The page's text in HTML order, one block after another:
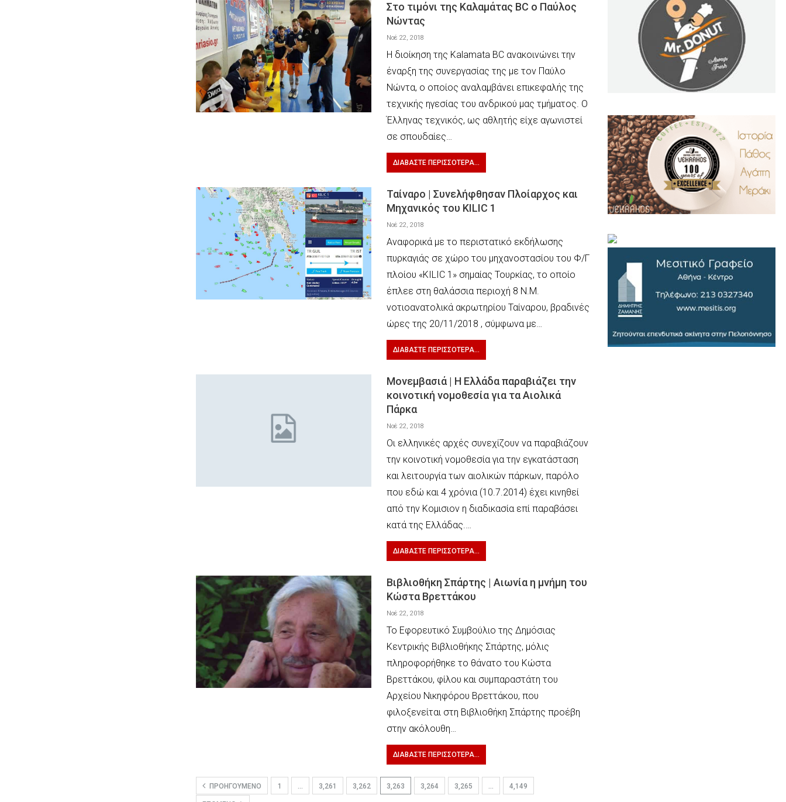
Στο τιμόνι της Καλαμάτας BC ο Παύλος
Νώντας
Νοέ 22, 2018
Η διοίκηση της Kalamata BC ανακοινώνει την
έναρξη της συνεργασίας της με τον Παύλο
Νώντα, ο οποίος αναλαμβάνει επικεφαλής της
τεχνικής ηγεσίας του ανδρικού μας τμήματος. Ο
Έλληνας τεχνικός, ως αθλητής είχε αγωνιστεί
σε σπουδαίες…
ΔΙΑΒΆΣΤΕ ΠΕΡΙΣΣΌΤΕΡΑ...
Ταίναρο | Συνελήφθησαν Πλοίαρχος και
Μηχανικός του KILIC 1
Νοέ 22, 2018
Αναφορικά με το περιστατικό εκδήλωσης
πυρκαγιάς σε χώρο του μηχανοστασίου του Φ/Γ
πλοίου «KILIC 1» σημαίας Τουρκίας, το οποίο
έπλεε στη θαλάσσια περιοχή 8 Ν.Μ.
νοτιοανατολικά ακρωτηρίου Ταίναρου, βραδινές
ώρες της 20/11/2018 , σύμφωνα με…
ΔΙΑΒΆΣΤΕ ΠΕΡΙΣΣΌΤΕΡΑ...
Μονεμβασιά | Η Ελλάδα παραβιάζει την
κοινοτική νομοθεσία για τα Αιολικά
Πάρκα
Νοέ 22, 2018
Οι ελληνικές αρχές συνεχίζουν να παραβιάζουν
την κοινοτική νομοθεσία για την εγκατάσταση
και λειτουργία των αιολικών πάρκων, παρόλο
που εδώ και 4 χρόνια (10.7.2014) έχει κινηθεί
από την Κομισιον η διαδικασία επί παραβάσει
κατά της Ελλάδας.…
ΔΙΑΒΆΣΤΕ ΠΕΡΙΣΣΌΤΕΡΑ...
Βιβλιοθήκη Σπάρτης | Αιωνία η μνήμη του
Κώστα Βρεττάκου
Νοέ 22, 2018
Το Εφορευτικό Συμβούλιο της Δημόσιας
Κεντρικής Βιβλιοθήκης Σπάρτης, μόλις
πληροφορήθηκε το θάνατο του Κώστα
Βρεττάκου, φίλου και συμπαραστάτη του
Αρχείου Νικηφόρου Βρεττάκου, που
φιλοξενείται στη Βιβλιοθήκη Σπάρτης προέβη
στην ακόλουθη…
ΔΙΑΒΆΣΤΕ ΠΕΡΙΣΣΌΤΕΡΑ...
ΠΡΟΗΓΟΎΜΕΝΟ 1 … 3,261 3,262 3,263 3,264 3,265 … 4,149